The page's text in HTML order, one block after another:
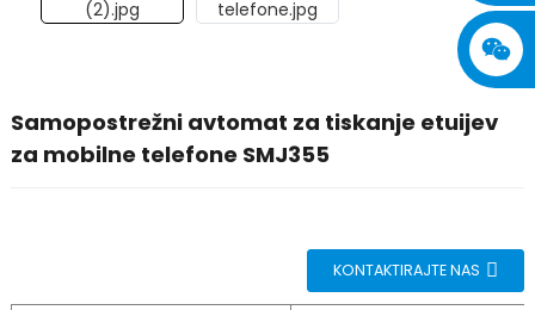
Samopostrežni avtomat za tiskanje etuijev
za mobilne telefone SMJ355
KONTAKTIRAJTE NAS